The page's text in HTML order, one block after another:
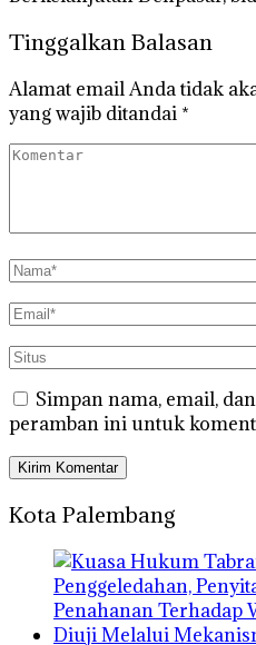
Tinggalkan Balasan
Alamat email Anda tidak
yang wajib ditandai *
Simpan nama, email,
peramban ini untuk
Kota Palembang